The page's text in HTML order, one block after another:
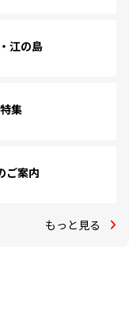
江の島
集
ご案内
もっと見る